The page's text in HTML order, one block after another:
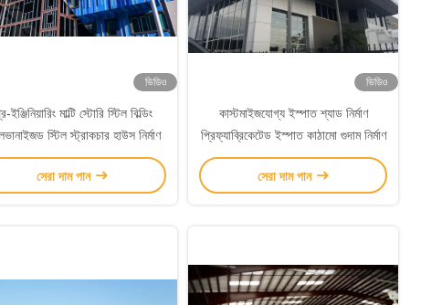
ভিডিও
ইঞ্জিনিয়ারিং মাল্টি স্টোরি স্টিল বিল্ডিং
স্টিল স্ট্রাকচার হাউস নির্মাণ
সেরা দাম পান
ভিডিও
কাস্টমাইজযোগ্য ইস্পাত শ্যাড নির্মাণ
প্রিফ্যাব্রিকেটেড ইস্পাত কাঠামো গুদাম নির্মাণ
সেরা দাম পান